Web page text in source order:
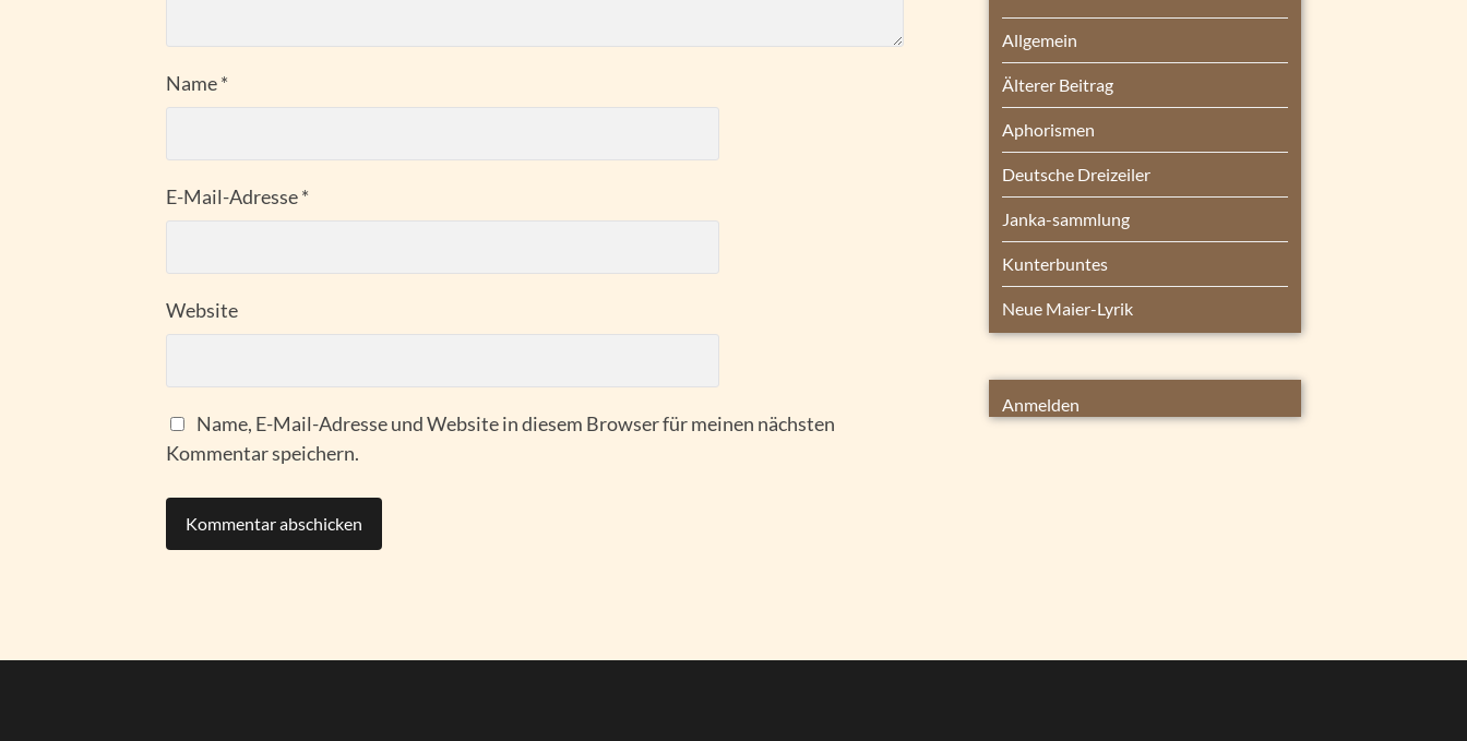
Name*
E-Mail-Adresse*
Website
Name, E-Mail-Adresse und Website in diesem Browser für meinen nächsten
Kommentar speichern.
Allgemein
Älterer Beitrag
Aphorismen
Deutsche Dreizeiler
Janka-sammlung
Kunterbuntes
Neue Maier-Lyrik
Anmelden